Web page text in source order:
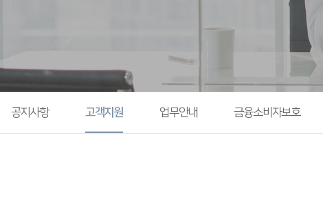
공지사항 고객지원 업무안내 금융소비자보호